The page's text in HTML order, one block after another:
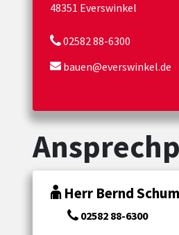
48351 Everswinkel
02582 88-6300
bauen@everswinkel.de
Herr Bernd
02582 88-6300